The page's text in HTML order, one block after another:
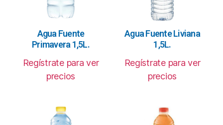
Agua Fuente
Primavera 1,5L.
Regístrate para ver
precios
Agua Fuente Liviana
1,5L.
Regístrate para ver
precios